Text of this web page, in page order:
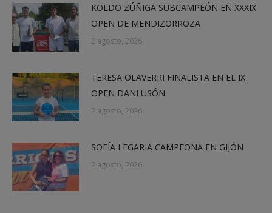
KOLDO ZÚÑIGA SUBCAMPEÓN EN XXXIX
OPEN DE MENDIZORROZA
2 agosto, 2026
TERESA OLAVERRI FINALISTA EN EL IX
OPEN DANI USÓN
2 agosto, 2026
SOFÍA LEGARIA CAMPEONA EN GIJÓN
2 agosto, 2026